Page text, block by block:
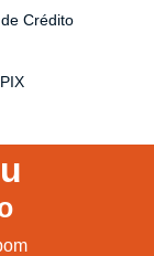
Crédito